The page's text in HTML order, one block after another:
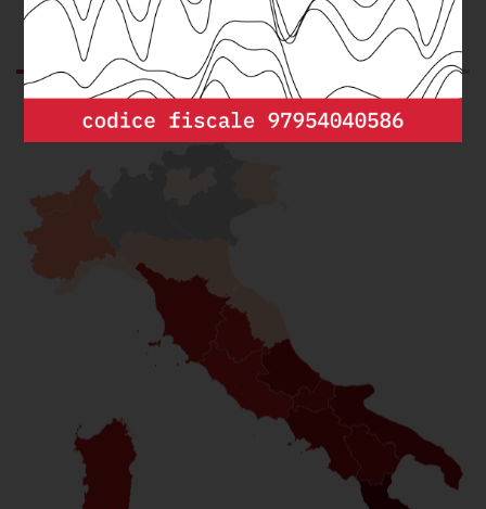
GRAFICO DA SAPERE